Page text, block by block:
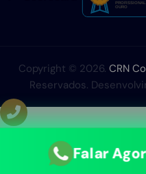
Copyright © 2026. CRN
Reservados.
Falar